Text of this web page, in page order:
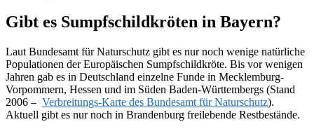
Gibt es Sumpfschildkröten in Bayern?
Laut Bundesamt für Naturschutz gibt es nur noch wenige natürliche
Populationen der Europäischen Sumpfschildkröte. Bis vor wenigen
Jahren gab es in Deutschland einzelne Funde in Mecklemburg-
Vorpommern, Hessen und im Süden Baden-Württembergs (Stand
2006 – Verbreitungs-Karte des Bundesamt für Naturschutz).
Aktuell gibt es nur noch in Brandenburg freilebende Restbestände.